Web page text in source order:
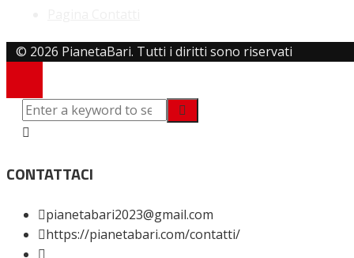
© 2026 PianetaBari. Tutti i diritti sono riservati
CONTATTACI
pianetabari2023@gmail.com
https://pianetabari.com/contatti/